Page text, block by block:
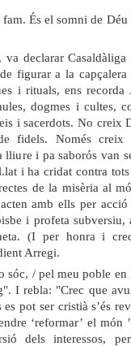
És el somni de
declarar Casaldàliga
figurar a la
i rituals, ens
dogmes i cultes,
i sacerdots. No creix
fidels. Només creix
lliure i pa saborós van
i ha cridat contra
de la misèria al
amb ells per
i profeta
(I per honra i
Arregi.
sóc, / pel meu poble
I rebla: "Crec que
pot ser cristià s’és
‘reformar’ el
dels interessos,